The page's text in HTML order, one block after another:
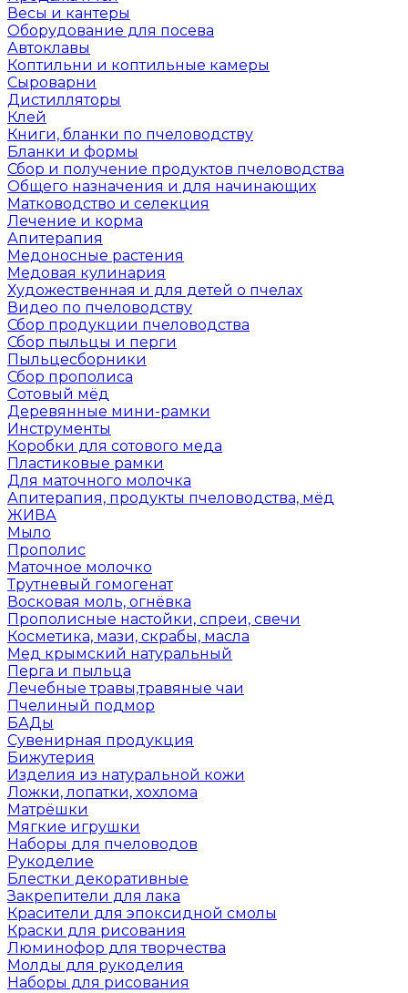
Весы и кантеры
Оборудование для посева
Автоклавы
Коптильни и коптильные камеры
Сыроварни
Дистилляторы
Клей
Книги, бланки по пчеловодству
Бланки и формы
Сбор и получение продуктов пчеловодства
Общего назначения и для начинающих
Матководство и селекция
Лечение и корма
Апитерапия
Медоносные растения
Медовая кулинария
Художественная и для детей о пчелах
Видео по пчеловодству
Сбор продукции пчеловодства
Сбор пыльцы и перги
Пыльцесборники
Сбор прополиса
Сотовый мёд
Деревянные мини-рамки
Инструменты
Коробки для сотового меда
Пластиковые рамки
Для маточного молочка
Апитерапия, продукты пчеловодства, мёд
ЖИВА
Мыло
Прополис
Маточное молочко
Трутневый гомогенат
Восковая моль, огнёвка
Прополисные настойки, спреи, свечи
Косметика, мази, скрабы, масла
Мед крымский натуральный
Перга и пыльца
Лечебные травы,травяные чаи
Пчелиный подмор
БАДы
Сувенирная продукция
Бижутерия
Изделия из натуральной кожи
Ложки, лопатки, хохлома
Матрёшки
Мягкие игрушки
Наборы для пчеловодов
Рукоделие
Блестки декоративные
Закрепители для лака
Красители для эпоксидной смолы
Краски для рисования
Люминофор для творчества
Молды для рукоделия
Наборы для рисования